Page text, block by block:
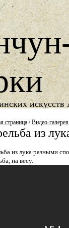
искусств
1987
страница /Видео-галерея
из
из лука разными
на весу.